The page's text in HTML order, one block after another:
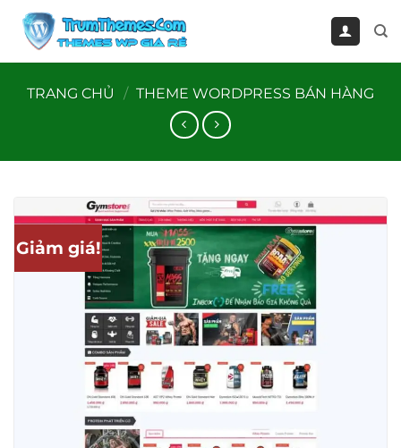
qua
TRANG CHỦ
/ THEME WORDPRESS BÁN HÀNG
Giảm giá!